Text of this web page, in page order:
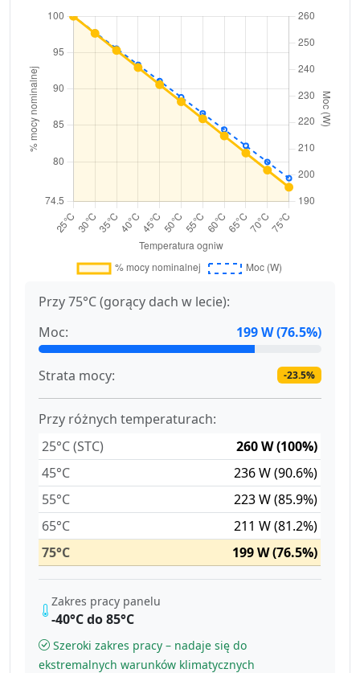
Przy 75°C (gorący dach w lecie):
Moc:
199 W (76.5%)
Strata mocy: -23.5%
Przy różnych temperaturach:
25°C (STC)
260 W (100%)
45°C
236 W (90.6%)
55°C
223 W (85.9%)
65°C
211 W (81.2%)
75°C
199 W (76.5%)
Zakres pracy panelu
-40°C do 85°C
Szeroki zakres pracy – nadaje się do
ekstremalnych warunków klimatycznych